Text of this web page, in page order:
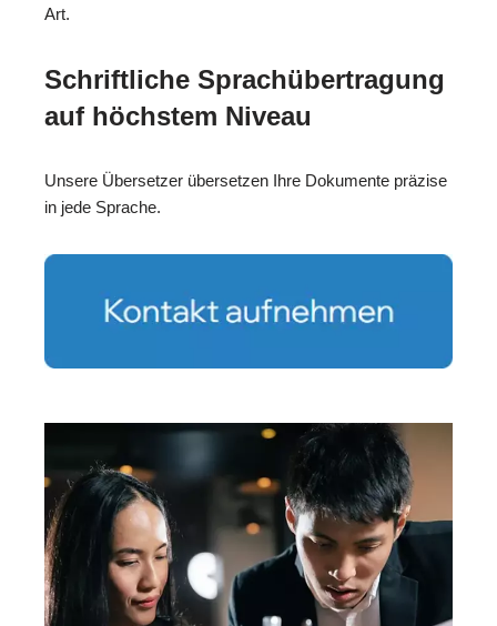
Art.
Schriftliche Sprachübertragung
auf höchstem Niveau
Unsere Übersetzer übersetzen Ihre Dokumente präzise
in jede Sprache.